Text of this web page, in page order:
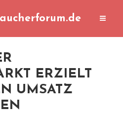
ERZIELT
UMSATZ